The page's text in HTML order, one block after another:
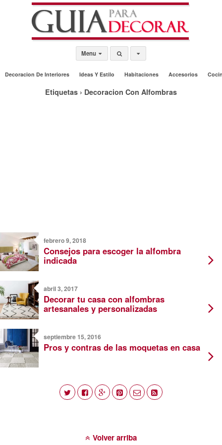
Menu
Decoracion De Interiores Ideas Y Estilo Habitaciones Accesorios
Etiquetas › Decoracion Con Alfombras
febrero 9, 2018
Consejos para escoger la alfombra
indicada
abril 3, 2017
Decorar tu casa con alfombras
artesanales y personalizadas
septiembre 15, 2016
Pros y contras de las moquetas en casa
Volver arriba